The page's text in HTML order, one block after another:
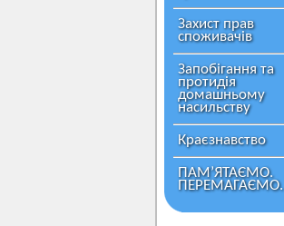
Захист прав
споживачів
Запобігання та
протидія
домашньому
насильству
Краєзнавство
ПАМ’ЯТАЄМО.
ПЕРЕМАГАЄМО.